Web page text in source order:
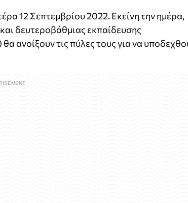
12 Σεπτεμβρίου 2022. Εκείνη την ημέρα,
δευτεροβάθμιας εκπαίδευσης
ανοίξουν τις πύλες τους για να